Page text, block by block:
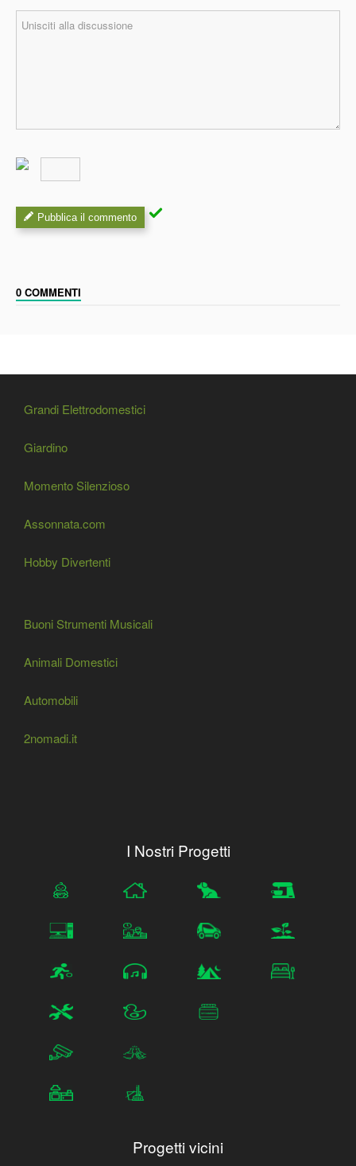
Pubblica il commento
0 COMMENTI
Grandi Elettrodomestici
Giardino
Momento Silenzioso
Assonnata.com
Hobby Divertenti
Buoni Strumenti Musicali
Animali Domestici
Automobili
2nomadi.it
I Nostri Progetti
Progetti vicini